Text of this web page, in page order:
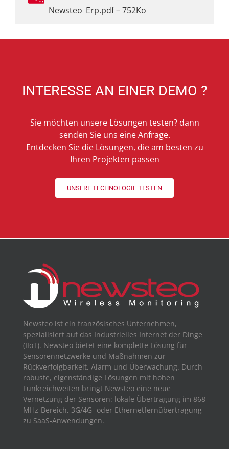
Newsteo_Erp.pdf – 752Ko
INTERESSE AN EINER DEMO ?
Sie möchten unsere Lösungen testen? dann
senden Sie uns eine Anfrage.
Entdecken Sie die Lösungen, die am besten zu
Ihren Projekten passen
UNSERE TECHNOLOGIE TESTEN
Newsteo ist ein französisches Unternehmen,
spezialisiert auf das Industrielles Internet der Dinge
(IIoT). Newsteo bietet eine komplette Lösung für
Sensorennetzwerke und Maßnahmen zur
Rückverfolgbarkeit, Alarm und Überwachung. Durch
robuste, eigenständige Lösungen mit hohen
Funkreichweiten bringt Newsteo eine neue
Vernetzung der Sensoren: lokale Übertragung im 868
MHz-Bereich, 3G/4G- oder Ethernetfernübertragung
zu SaaS-Anwendungen.